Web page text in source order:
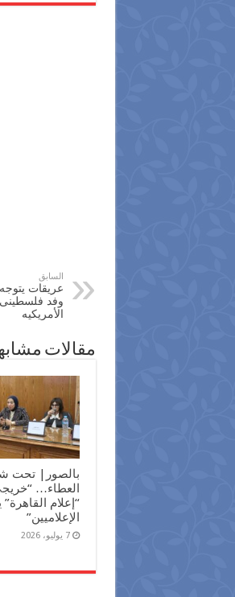
السابق
عريقات
وفد فلسطينى
الأمريكيه
مقالات
العطاء…
“إعلام القاهرة”
الإعلاميين”
7 يوليو، 2026